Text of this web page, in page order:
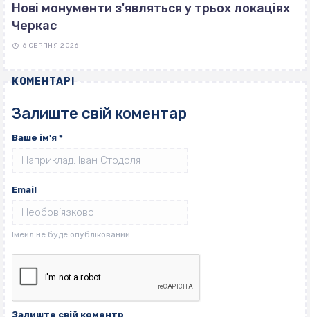
Нові монументи з'являться у трьох локаціях
Черкас
6 СЕРПНЯ 2026
КОМЕНТАРІ
Залиште свій коментар
Ваше ім'я *
Email
Залиште свій коментр